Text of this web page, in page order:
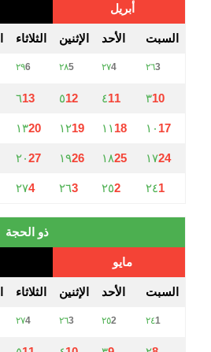
أبريل
السبت الأحد الإثنين الثلاثاء
٢٦3 ٢٧4 ٢٨5 ٢٩6
٣10 ٤11 ٥12 ٦13
١٠ 17 ١١ 18 ١٢19 ١٣20
١٧24 ١٨25 ١٩26 ٢٠27
٢٤1 ٢٥2 ٢٦3 ٢٧4
ذو الحجة
مايو
السبت الأحد الإثنين الثلاثاء
٢٤1 ٢٥2 ٢٦3 ٢٧4